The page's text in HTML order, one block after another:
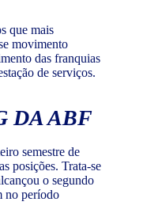
que mais
movimento
das franquias
de serviços.
DA ABF
semestre de
posições. Trata-se
o segundo
no período